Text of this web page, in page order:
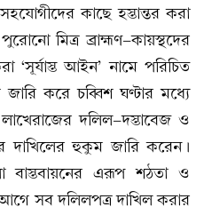
কাছে হস্তান্তর করা
মিত্র ব্রাহ্মণ-কায়স্থদের
‘সূর্যাস্ত আইন’ নামে পরিচিত
করে চব্বিশ ঘণ্টার মধ্যে
দলিল-দস্তাবেজ ও
দাখিলের হুকুম জারি করেন।
এরূপ শঠতা ও
আগে সব দলিলপত্র দাখিল করার